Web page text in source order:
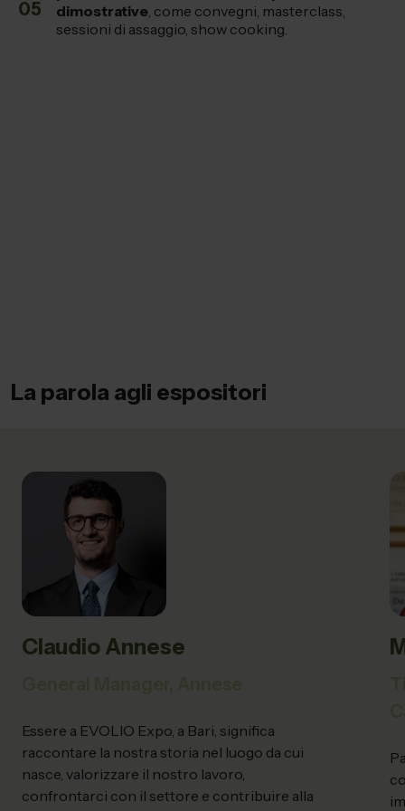
05
dimostrative, come convegni, masterclass,
sessioni di assaggio, show cooking.
La parola agli espositori
Claudio Annese
Essere a EVOLIO Expo, a Bari, significa
raccontare la nostra storia nel luogo da cui
nasce, valorizzare il nostro lavoro,
confrontarci con il settore e contribuire alla